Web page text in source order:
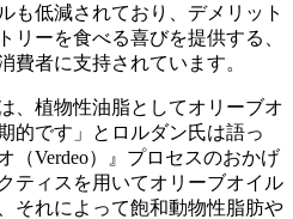
も低減されており、デメリット
リーを食べる喜びを提供する、
費者に支持されています。
、植物性油脂としてオリーブオ
的です」とロルダン氏は語っ
（Verdeo）』プロセスのおかげ
ティスを用いてオリーブオイル
それによって飽和動物性脂肪や